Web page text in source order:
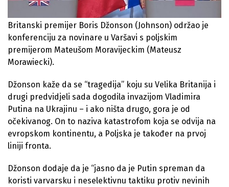
Britanski premijer Boris Džonson (Johnson) održao je
konferenciju za novinare u Varšavi s poljskim
premijerom Mateušom Moravijeckim (Mateusz
Morawiecki).
Džonson kaže da se “tragedija” koju su Velika Britanija i
drugi predvidjeli sada dogodila invazijom Vladimira
Putina na Ukrajinu – i ako ništa drugo, gora je od
očekivanog. On to naziva katastrofom koja se odvija na
evropskom kontinentu, a Poljska je također na prvoj
liniji fronta.
Džonson dodaje da je “jasno da je Putin spreman da
koristi varvarsku i neselektivnu taktiku protiv nevinih